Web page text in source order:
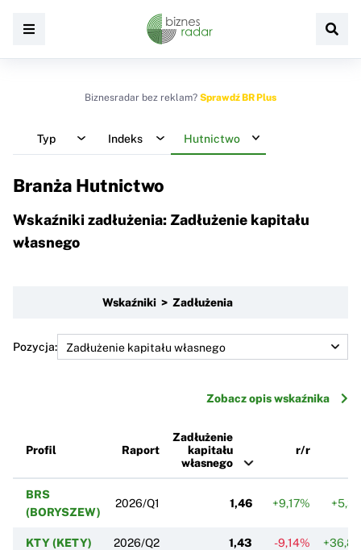
Biznesradar bez reklam? Sprawdź BR Plus
Typ Indeks Hutnictwo
Branża Hutnictwo
Wskaźniki zadłużenia: Zadłużenie kapitału
własnego
Wskaźniki > Zadłużenia
Pozycja:
Zobacz opis wskaźnika
Profil Raport
Zadłużenie
kapitału
własnego
r/r
BRS
(BORYSZEW)
2026/Q1 1,46 +9,17%
KTY (KETY) 2026/Q2 1,43 -9,14%